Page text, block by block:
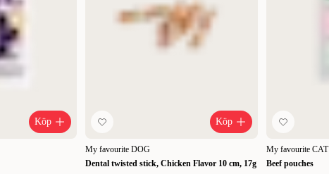
Köp Köp
My favourite DOG
Dental twisted stick, Chicken Flavor 10 cm, 17g
My favourite CAT
Beef pouches